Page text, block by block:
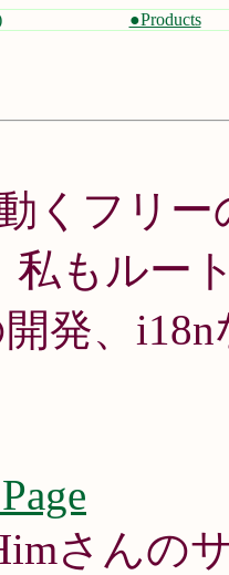
●Products
くフリ
私もルー
開発、
さんの